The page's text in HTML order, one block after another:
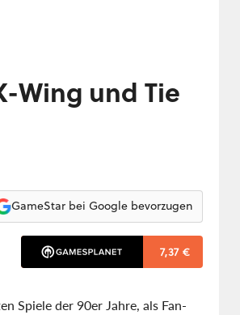
Wing und Tie
GameStar bei Google bevorzugen
7,37 €
Spiele der 90er Jahre, als Fan-